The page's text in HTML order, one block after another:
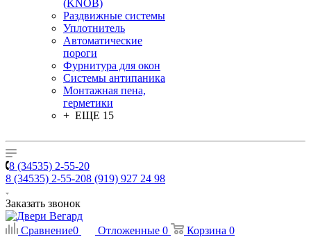
(KNOB)
Раздвижные системы
Уплотнитель
Автоматические
пороги
Фурнитура для окон
Системы антипаника
Монтажная пена,
герметики
+ ЕЩЕ 15
8 (34535) 2-55-20
8 (34535) 2-55-208 (919) 927 24 98
Заказать звонок
Сравнение0 Отложенные 0 Корзина 0